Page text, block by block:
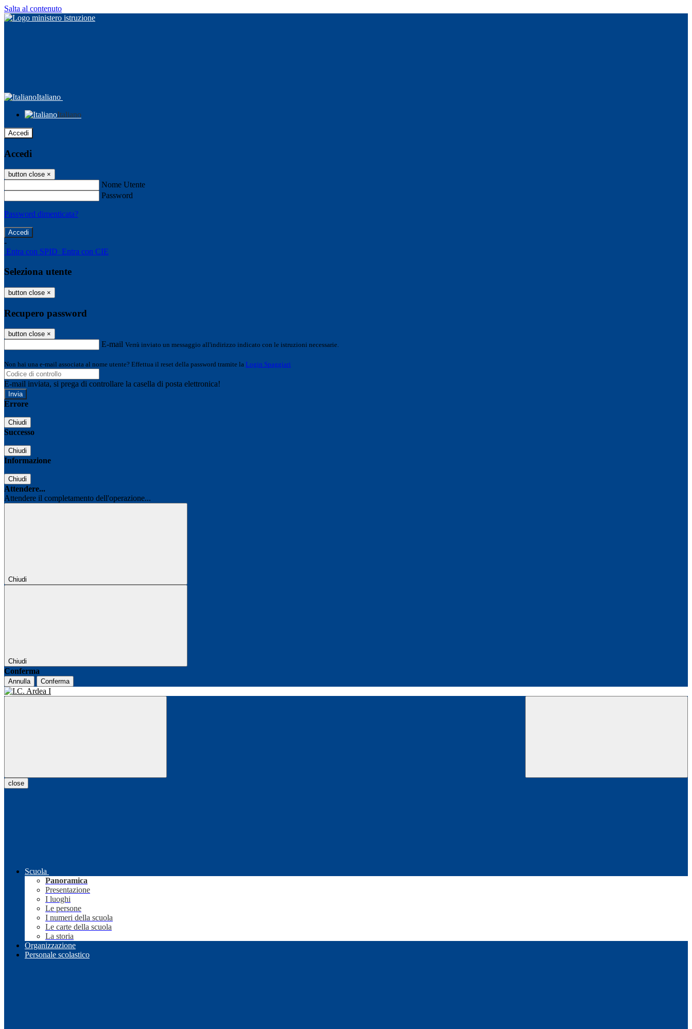
Salta al contenuto
Italiano
Italiano
Accedi
Accedi
button close ×
Nome Utente
Password
Password dimenticata?
-
Entra con SPID Entra con CIE
Seleziona utente
button close ×
Recupero password
button close ×
E-mail Verrà inviato un messaggio all'indirizzo indicato con le istruzioni necessarie.
Non hai una e-mail associata al nome utente? Effettua il reset della password tramite la Login Spaggiari
E-mail inviata, si prega di controllare la casella di posta elettronica!
Errore
Chiudi
Successo
Chiudi
Informazione
Chiudi
Attendere...
Attendere il completamento dell'operazione...
Chiudi
Chiudi
Conferma
Annulla Conferma
close
Scuola
Panoramica
Presentazione
I luoghi
Le persone
I numeri della scuola
Le carte della scuola
La storia
Organizzazione
Personale scolastico